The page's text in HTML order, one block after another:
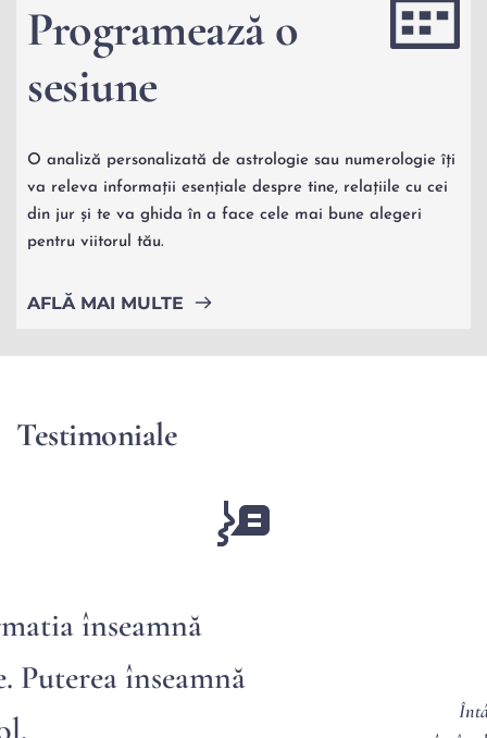
Programează o
sesiune
O analiză personalizată de astrologie sau numerologie îți
va releva informații esențiale despre tine, relațiile cu cei
din jur și te va ghida în a face cele mai bune alegeri
pentru viitorul tău.
AFLĂ MAI MULTE
Testimoniale